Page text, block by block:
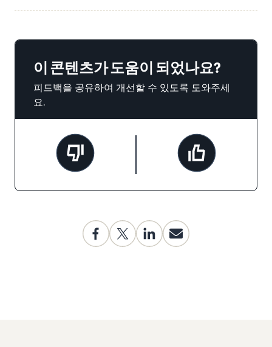
이 콘텐츠가 도움이 되었나요?
피드백을 공유하여 개선할 수 있도록 도와주세
요.